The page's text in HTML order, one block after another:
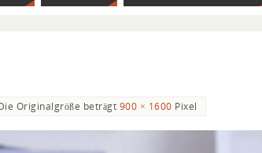
Originalgröße beträgt 900 × 1600 Pixel